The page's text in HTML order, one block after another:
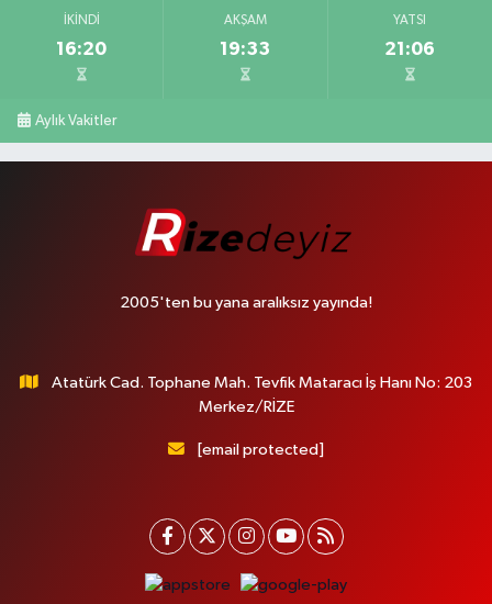
İKINDI
16:20
AKŞAM
19:33
YATSI
21:06
Aylık Vakitler
2005'ten bu yana aralıksız yayında!
Atatürk Cad. Tophane Mah. Tevfik Mataracı İş Hanı No: 203
Merkez/RİZE
[email protected]